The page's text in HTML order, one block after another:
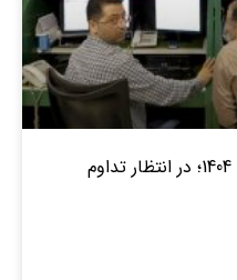
پیش بینی بورس شنبه 20 دی 1404؛ در انتظار تداوم